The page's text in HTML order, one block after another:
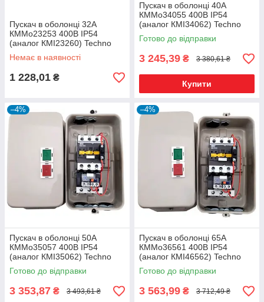
Пускач в оболонці 32А
КММо23253 400В IP54
(аналог КМІ23260) Techno
Systems
Немає в наявності
1 228,01 ₴
Пускач в оболонці 40А
КММо34055 400В IP54
(аналог КМІ34062) Techno
Systems
Готово до відправки
3 245,39 ₴ 3 380,61 ₴
Купити
–4%
Пускач в оболонці 50А
КММо35057 400В IP54
(аналог КМІ35062) Techno
Systems
Готово до відправки
3 353,87 ₴ 3 493,61 ₴
–4%
Пускач в оболонці 65А
КММо36561 400В IP54
(аналог КМІ46562) Techno
Systems
Готово до відправки
3 563,99 ₴ 3 712,49 ₴